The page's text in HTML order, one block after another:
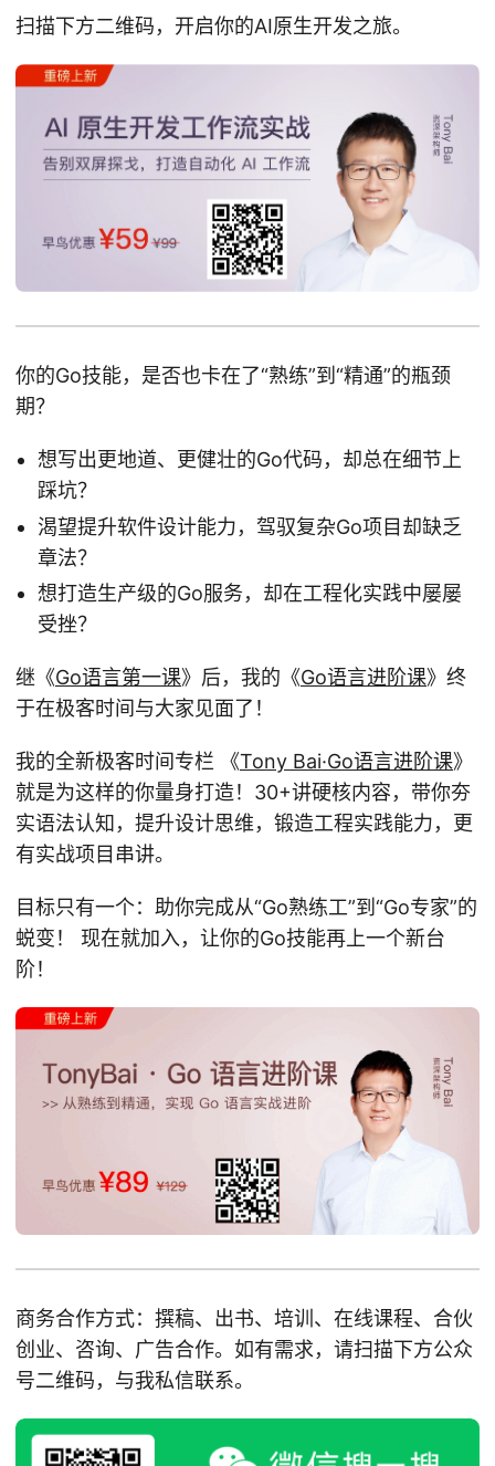
扫描下方二维码，开启你的AI原生开发之旅。
你的Go技能，是否也卡在了“熟练”到“精通”的瓶颈
期？
想写出更地道、更健壮的Go代码，却总在细节上
踩坑？
渴望提升软件设计能力，驾驭复杂Go项目却缺乏
章法？
想打造生产级的Go服务，却在工程化实践中屡屡
受挫？
继《Go语言第一课》后，我的《Go语言进阶课》终
于在极客时间与大家见面了！
我的全新极客时间专栏 《Tony Bai·Go语言进阶课》
就是为这样的你量身打造！30+讲硬核内容，带你夯
实语法认知，提升设计思维，锻造工程实践能力，更
有实战项目串讲。
目标只有一个：助你完成从“Go熟练工”到“Go专家”的
蜕变！ 现在就加入，让你的Go技能再上一个新台
阶！
商务合作方式：撰稿、出书、培训、在线课程、合伙
创业、咨询、广告合作。如有需求，请扫描下方公众
号二维码，与我私信联系。